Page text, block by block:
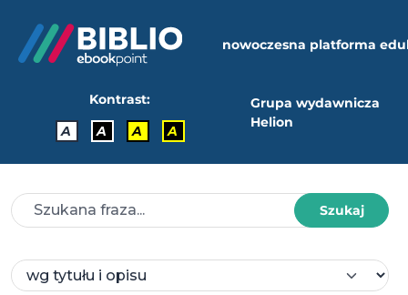
nowoczesna platforma
Kontrast:
A
A A A
Grupa wydawnicza
Helion
Szukaj